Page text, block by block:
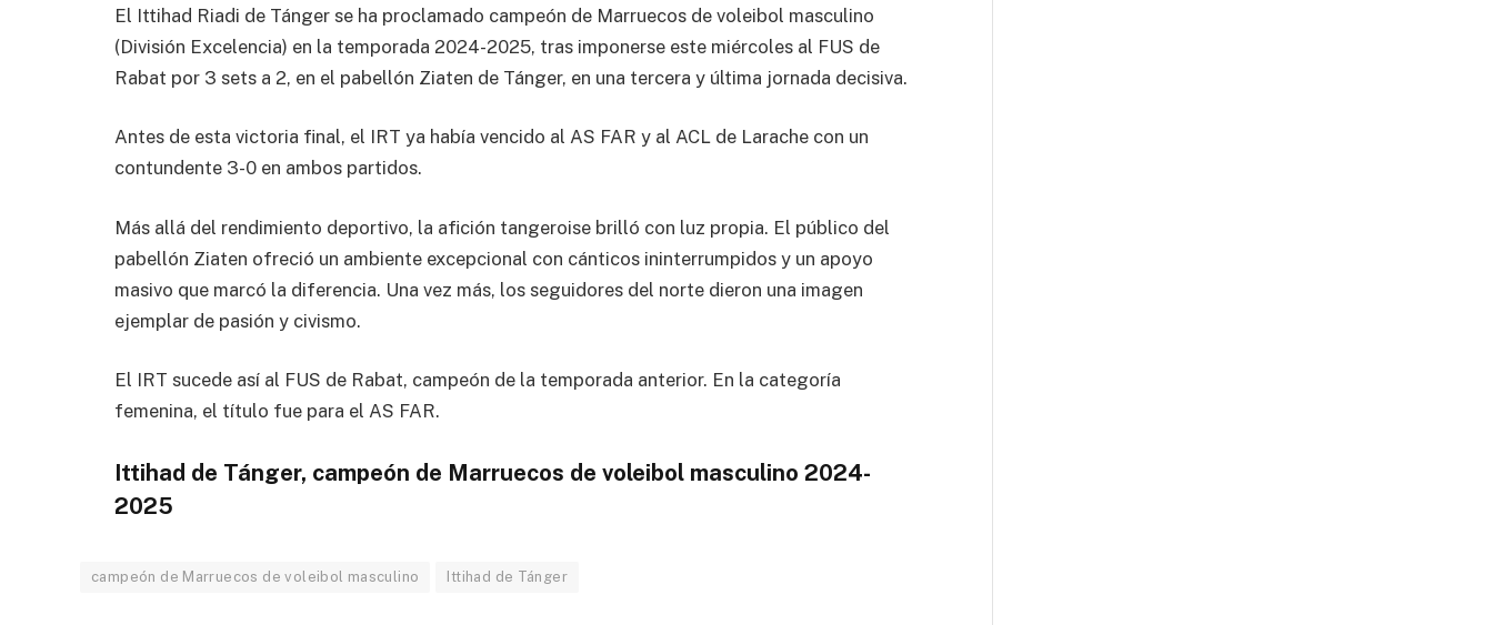
El Ittihad Riadi de Tánger se ha proclamado campeón de Marruecos de voleibol masculino
(División Excelencia) en la temporada 2024-2025, tras imponerse este miércoles al FUS de
Rabat por 3 sets a 2, en el pabellón Ziaten de Tánger, en una tercera y última jornada decisiva.
Antes de esta victoria final, el IRT ya había vencido al AS FAR y al ACL de Larache con un
contundente 3-0 en ambos partidos.
Más allá del rendimiento deportivo, la afición tangeroise brilló con luz propia. El público del
pabellón Ziaten ofreció un ambiente excepcional con cánticos ininterrumpidos y un apoyo
masivo que marcó la diferencia. Una vez más, los seguidores del norte dieron una imagen
ejemplar de pasión y civismo.
El IRT sucede así al FUS de Rabat, campeón de la temporada anterior. En la categoría
femenina, el título fue para el AS FAR.
Ittihad de Tánger, campeón de Marruecos de voleibol masculino 2024-
2025
campeón de Marruecos de voleibol masculino Ittihad de Tánger